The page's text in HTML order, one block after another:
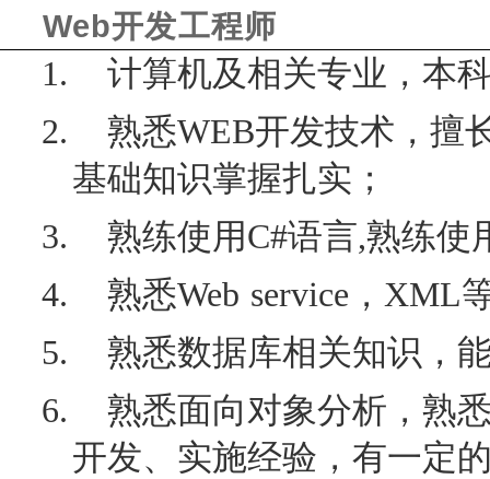
Web开发工程师
1.
计算机及相关专业，本
2.
熟悉WEB开发技术，擅
基础知识掌握扎实；
3.
熟练使用C#语言,熟练使
4.
熟悉Web service ， XML
5.
熟悉数据库相关知识，
6.
熟悉面向对象分析，熟
开发、实施经验，有一定